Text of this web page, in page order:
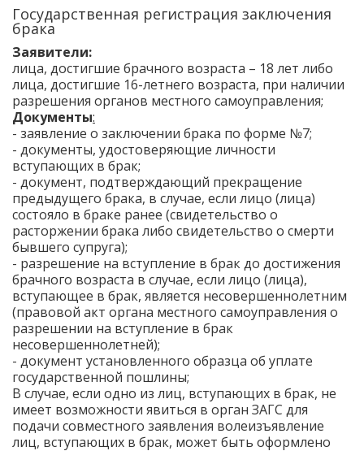
Государственная регистрация заключения
брака
Заявители:
лица, достигшие брачного возраста – 18 лет либо
лица, достигшие 16-летнего возраста, при наличии
разрешения органов местного самоуправления;
Документы:
- заявление о заключении брака по форме №7;
- документы, удостоверяющие личности
вступающих в брак;
- документ, подтверждающий прекращение
предыдущего брака, в случае, если лицо (лица)
состояло в браке ранее (свидетельство о
расторжении брака либо свидетельство о смерти
бывшего супруга);
- разрешение на вступление в брак до достижения
брачного возраста в случае, если лицо (лица),
вступающее в брак, является несовершеннолетним
(правовой акт органа местного самоуправления о
разрешении на вступление в брак
несовершеннолетней);
- документ установленного образца об уплате
государственной пошлины;
В случае, если одно из лиц, вступающих в брак, не
имеет возможности явиться в орган ЗАГС для
подачи совместного заявления волеизъявление
лиц, вступающих в брак, может быть оформлено